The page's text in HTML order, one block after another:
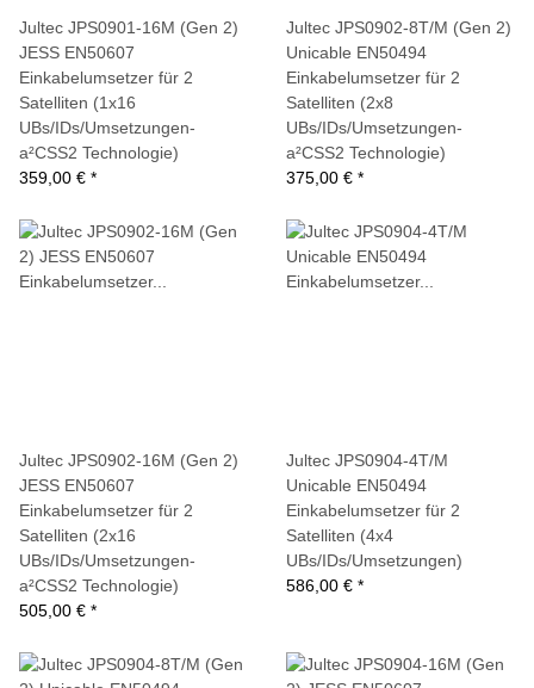
Jultec JPS0901-16M (Gen 2)
JESS EN50607
Einkabelumsetzer für 2
Satelliten (1x16
UBs/IDs/Umsetzungen-
a²CSS2 Technologie)
359,00 € *
Jultec JPS0902-8T/M (Gen 2)
Unicable EN50494
Einkabelumsetzer für 2
Satelliten (2x8
UBs/IDs/Umsetzungen-
a²CSS2 Technologie)
375,00 € *
Jultec JPS0902-16M (Gen 2)
JESS EN50607
Einkabelumsetzer für 2
Satelliten (2x16
UBs/IDs/Umsetzungen-
a²CSS2 Technologie)
505,00 € *
Jultec JPS0904-4T/M
Unicable EN50494
Einkabelumsetzer für 2
Satelliten (4x4
UBs/IDs/Umsetzungen)
586,00 € *